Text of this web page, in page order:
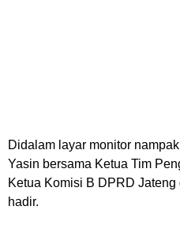
Didalam layar monitor
Yasin bersama Ketua Tim
Ketua Komisi B DPRD
hadir.